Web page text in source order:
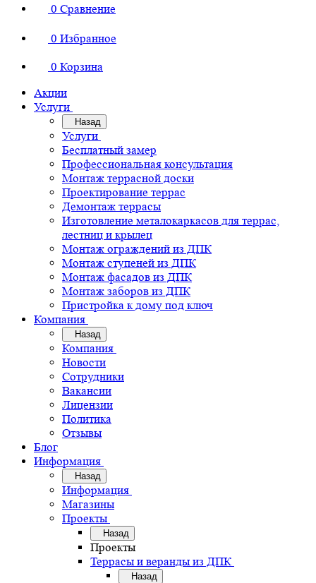
0 Сравнение
0 Избранное
0 Корзина
Акции
Услуги
Назад
Услуги
Бесплатный замер
Профессиональная консультация
Монтаж террасной доски
Проектирование террас
Демонтаж террасы
Изготовление металокаркасов для террас,
лестниц и крылец
Монтаж ограждений из ДПК
Монтаж ступеней из ДПК
Монтаж фасадов из ДПК
Монтаж заборов из ДПК
Пристройка к дому под ключ
Компания
Назад
Компания
Новости
Сотрудники
Вакансии
Лицензии
Политика
Отзывы
Блог
Информация
Назад
Информация
Магазины
Проекты
Назад
Проекты
Террасы и веранды из ДПК
Назад